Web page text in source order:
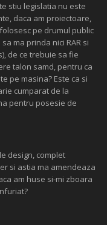
stiu legislatia nu este
daca am proiectoare,
pe drumul public
ma prinda nici RAR si
de ce trebuie sa fie
talon samd, pentru ca
pe masina? Este ca si
cumparat de la
pentru posesie de
design, complet
si astia ma amendeaza
am huse si-mi zboara